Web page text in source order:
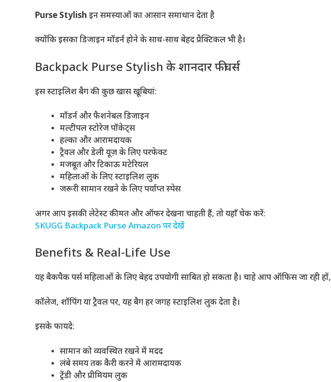
Purse Stylish इन समस्याओं का आसान समाधान देता है
क्योंकि इसका डिजाइन मॉडर्न होने के साथ-साथ बेहद प्रैक्टिकल भी है।
Backpack Purse Stylish के शानदार फीचर्स
इस स्टाइलिश बैग की कुछ खास खूबियां:
मॉडर्न और फैशनेबल डिजाइन
मल्टीपल स्टोरेज पॉकेट्स
हल्का और आरामदायक
ट्रैवल और डेली यूज़ के लिए परफेक्ट
मजबूत और टिकाऊ मटेरियल
महिलाओं के लिए स्टाइलिश लुक
जरूरी सामान रखने के लिए पर्याप्त स्पेस
अगर आप इसकी लेटेस्ट कीमत और ऑफर देखना चाहती हैं, तो यहाँ चेक करें:
SKUGG Backpack Purse Amazon पर देखें
Benefits & Real-Life Use
यह बैकपैक पर्स महिलाओं के लिए बेहद उपयोगी साबित हो सकता है। चाहे आप ऑफिस जा रही हों,
कॉलेज, शॉपिंग या ट्रैवल पर, यह बैग हर जगह स्टाइलिश लुक देता है।
इसके फायदे:
सामान को व्यवस्थित रखने में मदद
लंबे समय तक कैरी करने में आरामदायक
ट्रेंडी और प्रीमियम लुक